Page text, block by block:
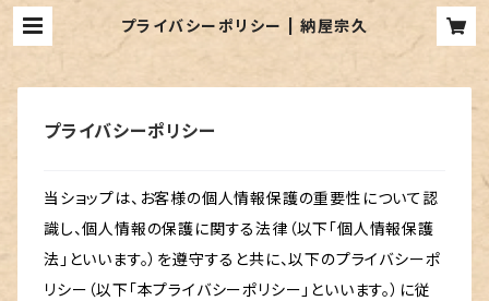
プライバシーポリシー | 納屋宗久
プライバシーポリシー
当ショップは、お客様の個人情報保護の重要性について認
識し、個人情報の保護に関する法律（以下「個人情報保護
法」といいます。）を遵守すると共に、以下のプライバシーポ
リシー（以下「本プライバシーポリシー」といいます。）に従